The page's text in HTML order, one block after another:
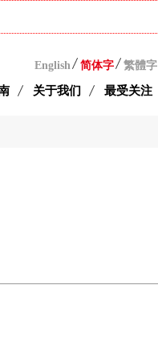
English 简体字 繁體字
关于我们 最受关注